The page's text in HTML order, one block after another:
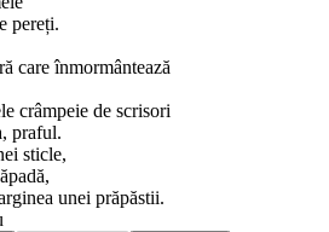
pereți.
care înmormântează
crâmpeie de scrisori
praful.
sticle,
unei prăpăstii.